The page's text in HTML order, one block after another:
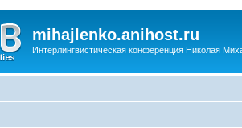
mihajlenko.anihost.ru
Интерлингвистическая конференция Николая